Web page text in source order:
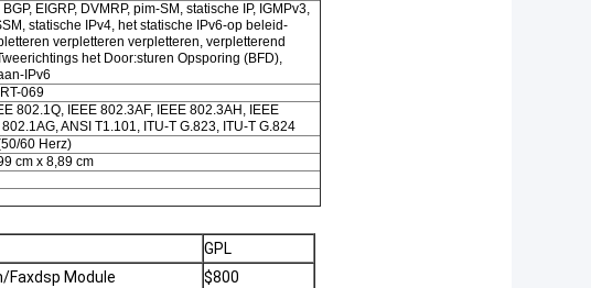
EIGRP, DVMRP, pim-SM, statische IP, IGMPv3,
statische IPv4, het statische IPv6-op beleid-
verpletteren verpletteren, verpletterend
het Door:sturen Opsporing (BFD),
IPv6
069
802.1Q, IEEE 802.3AF, IEEE 802.3AH, IEEE
ANSI T1.101, ITU-T G.823, ITU-T G.824
60 Herz)
cm x 8,89 cm
GPL
Faxdsp Module
$800